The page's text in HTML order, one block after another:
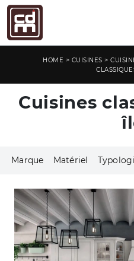
HOME > CUISINES >
Cuisines
Marque Matériel